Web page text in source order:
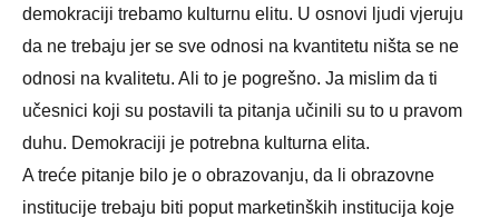
demokraciji trebamo kulturnu elitu. U osnovi ljudi vjeruju
da ne trebaju jer se sve odnosi na kvantitetu ništa se ne
odnosi na kvalitetu. Ali to je pogrešno. Ja mislim da ti
učesnici koji su postavili ta pitanja učinili su to u pravom
duhu. Demokraciji je potrebna kulturna elita.
A treće pitanje bilo je o obrazovanju, da li obrazovne
institucije trebaju biti poput marketinških institucija koje